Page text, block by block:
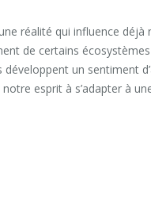
réalité qui influence déjà
de certains
un sentiment
esprit à s’adapter à